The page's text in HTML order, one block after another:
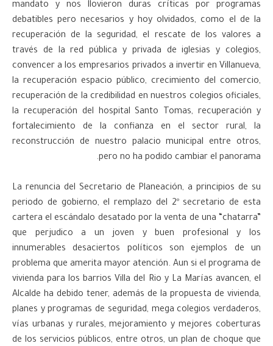
mandato y nos llovieron duras críticas por programas
debatibles pero necesarios y hoy olvidados, como el de la
recuperación de la seguridad, el rescate de los valores a
través de la red pública y privada de iglesias y colegios,
convencer a los empresarios privados a invertir en Villanueva,
la recuperación espacio público, crecimiento del comercio,
recuperación de la credibilidad en nuestros colegios oficiales,
la recuperación del hospital Santo Tomas, recuperación y
fortalecimiento de la confianza en el sector rural, la
reconstrucción de nuestro palacio municipal entre otros,
pero no ha podido cambiar el panorama.
La renuncia del Secretario de Planeación, a principios de su
periodo de gobierno, el remplazo del 2º secretario de esta
cartera el escándalo desatado por la venta de una “chatarra”
que perjudico a un joven y buen profesional y los
innumerables desaciertos políticos son ejemplos de un
problema que amerita mayor atención. Aun si el programa de
vivienda para los barrios Villa del Rio y La Marías avancen, el
Alcalde ha debido tener, además de la propuesta de vivienda,
planes y programas de seguridad, mega colegios verdaderos,
vías urbanas y rurales, mejoramiento y mejores coberturas
de los servicios públicos, entre otros, un plan de choque que